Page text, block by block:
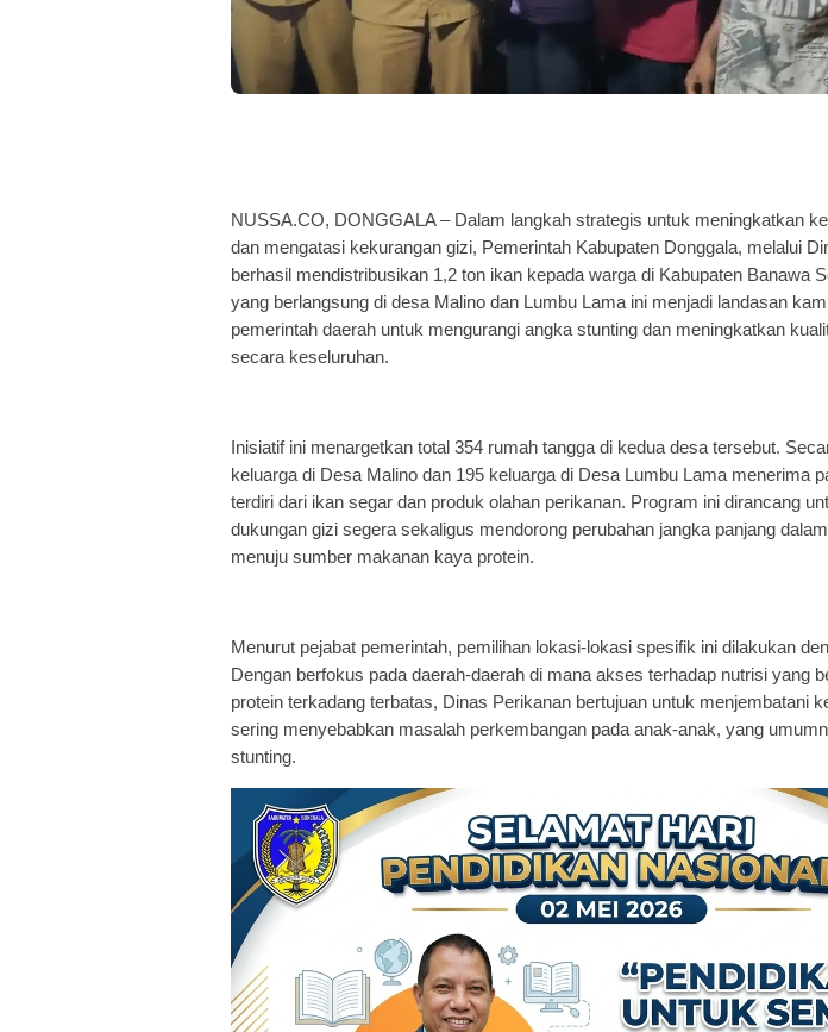
NUSSA.CO, DONGGALA – Dalam langkah strategis untuk meningkatkan
dan mengatasi kekurangan gizi, Pemerintah Kabupaten Donggala, melalui
berhasil mendistribusikan 1,2 ton ikan kepada warga di Kabupaten Banawa
yang berlangsung di desa Malino dan Lumbu Lama ini menjadi landasan
pemerintah daerah untuk mengurangi angka stunting dan meningkatkan
secara keseluruhan.
Inisiatif ini menargetkan total 354 rumah tangga di kedua desa tersebut.
keluarga di Desa Malino dan 195 keluarga di Desa Lumbu Lama menerima
terdiri dari ikan segar dan produk olahan perikanan. Program ini dirancang
dukungan gizi segera sekaligus mendorong perubahan jangka panjang
menuju sumber makanan kaya protein.
Menurut pejabat pemerintah, pemilihan lokasi-lokasi spesifik ini dilakukan
Dengan berfokus pada daerah-daerah di mana akses terhadap nutrisi yang
protein terkadang terbatas, Dinas Perikanan bertujuan untuk menjembatani
sering menyebabkan masalah perkembangan pada anak-anak, yang
stunting.